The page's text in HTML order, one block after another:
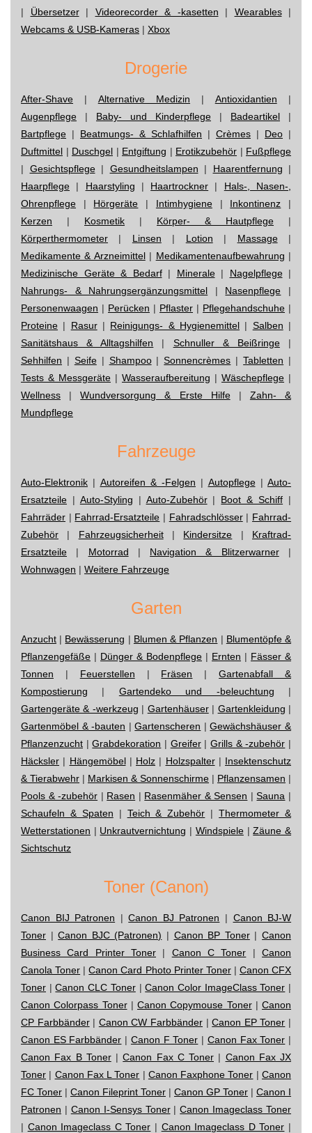
| Übersetzer| Videorecorder & -kasetten | Wearables|
Webcams & USB-Kameras | Xbox
Drogerie
After-Shave | Alternative Medizin | Antioxidantien |
Augenpflege | Baby- und Kinderpflege | Badeartikel |
Bartpflege | Beatmungs- & Schlafhilfen | Crèmes | Deo |
Duftmittel | Duschgel | Entgiftung | Erotikzubehör | Fußpflege
| Gesichtspflege| Gesundheitslampen | Haarentfernung |
Haarpflege | Haarstyling | Haartrockner | Hals-, Nasen-,
Ohrenpflege | Hörgeräte | Intimhygiene| Inkontinenz |
Kerzen | Kosmetik | Körper- & Hautpflege |
Körperthermometer | Linsen | Lotion | Massage|
Medikamente & Arzneimittel| Medikamentenaufbewahrung |
Medizinische Geräte & Bedarf| Minerale| Nagelpflege|
Nahrungs- & Nahrungsergänzungsmittel | Nasenpflege |
Personenwaagen | Perücken | Pflaster | Pflegehandschuhe |
Proteine | Rasur| Reinigungs- & Hygienemittel | Salben |
Sanitätshaus & Alltagshilfen | Schnuller & Beißringe|
Sehhilfen | Seife| Shampoo|Sonnencrèmes |Tabletten |
Tests & Messgeräte | Wasseraufbereitung | Wäschepflege |
Wellness |Wundversorgung & Erste Hilfe| Zahn- &
Mundpflege
Fahrzeuge
Auto-Elektronik | Autoreifen & -Felgen | Autopflege| Auto-
Ersatzteile | Auto-Styling | Auto-Zubehör| Boot & Schiff |
Fahrräder | Fahrrad-Ersatzteile | Fahradschlösser| Fahrrad-
Zubehör | Fahrzeugsicherheit| Kindersitze | Kraftrad-
Ersatzteile | Motorrad | Navigation & Blitzerwarner|
Wohnwagen | Weitere Fahrzeuge
Garten
Anzucht | Bewässerung | Blumen & Pflanzen | Blumentöpfe &
Pflanzengefäße | Dünger & Bodenpflege | Ernten | Fässer &
Tonnen | Feuerstellen | Fräsen |Gartenabfall &
Kompostierung | Gartendeko und -beleuchtung |
Gartengeräte & -werkzeug | Gartenhäuser| Gartenkleidung |
Gartenmöbel & -bauten |Gartenscheren |Gewächshäuser &
Pflanzenzucht |Grabdekoration | Greifer|Grills & -zubehör |
Häcksler | Hängemöbel| Holz | Holzspalter| Insektenschutz
& Tierabwehr | Markisen & Sonnenschirme | Pflanzensamen |
Pools & -zubehör | Rasen | Rasenmäher & Sensen |Sauna |
Schaufeln & Spaten | Teich & Zubehör |Thermometer &
Wetterstationen | Unkrautvernichtung | Windspiele|Zäune &
Sichtschutz
Toner (Canon)
Canon BIJ Patronen |Canon BJ Patronen | Canon BJ-W
Toner |Canon BJC (Patronen) | Canon BP Toner|Canon
Business Card Printer Toner | Canon C Toner |Canon
Canola Toner |Canon Card Photo Printer Toner| Canon CFX
Toner |Canon CLC Toner|Canon Color ImageClass Toner |
Canon Colorpass Toner| Canon Copymouse Toner| Canon
CP Farbbänder| Canon CW Farbbänder |Canon EP Toner |
Canon ES Farbbänder | Canon F Toner | Canon Fax Toner |
Canon Fax B Toner|Canon Fax C Toner | Canon Fax JX
Toner | Canon Fax L Toner | Canon Faxphone Toner |Canon
FC Toner | Canon Fileprint Toner | Canon GP Toner | Canon I
Patronen | Canon I-Sensys Toner|Canon Imageclass Toner
| Canon Imageclass C Toner | Canon Imageclass D Toner |